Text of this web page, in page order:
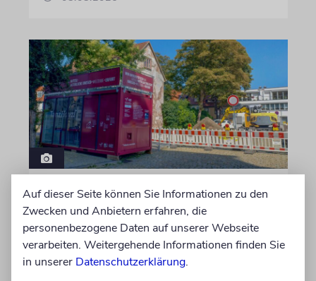
ERFURT
Schicht um Schicht
Dort, wo eben noch Parkplätze waren, wird
seit wenigen Tagen nach einem Stück
jüdischer Geschichte gegraben. Erst mit dem
Auf dieser Seite können Sie Informationen zu den
Zwecken und Anbietern erfahren, die
personenbezogene Daten auf unserer Webseite
verarbeiten. Weitergehende Informationen finden Sie
in unserer Datenschutzerklärung.